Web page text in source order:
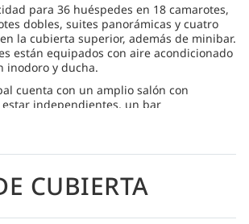
para 36 huéspedes en 18 camarotes,
dobles, suites panorámicas y cuatro
la cubierta superior, además de minibar.
están equipados con aire acondicionado
inodoro y ducha.
cuenta con un amplio salón con
estar independientes, un bar
Los buceadores se benefician de
para facilitar el buceo seguro y sin
CUBIERTA